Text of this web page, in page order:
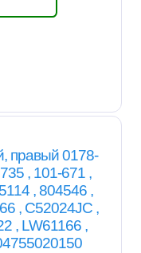
правый 0178-
, 101-671 ,
, 804546 ,
, C52024JC ,
, LW61166 ,